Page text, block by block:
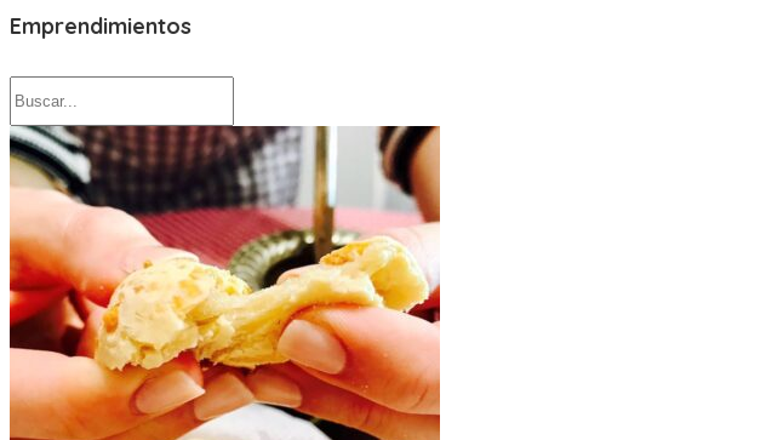
Emprendimientos